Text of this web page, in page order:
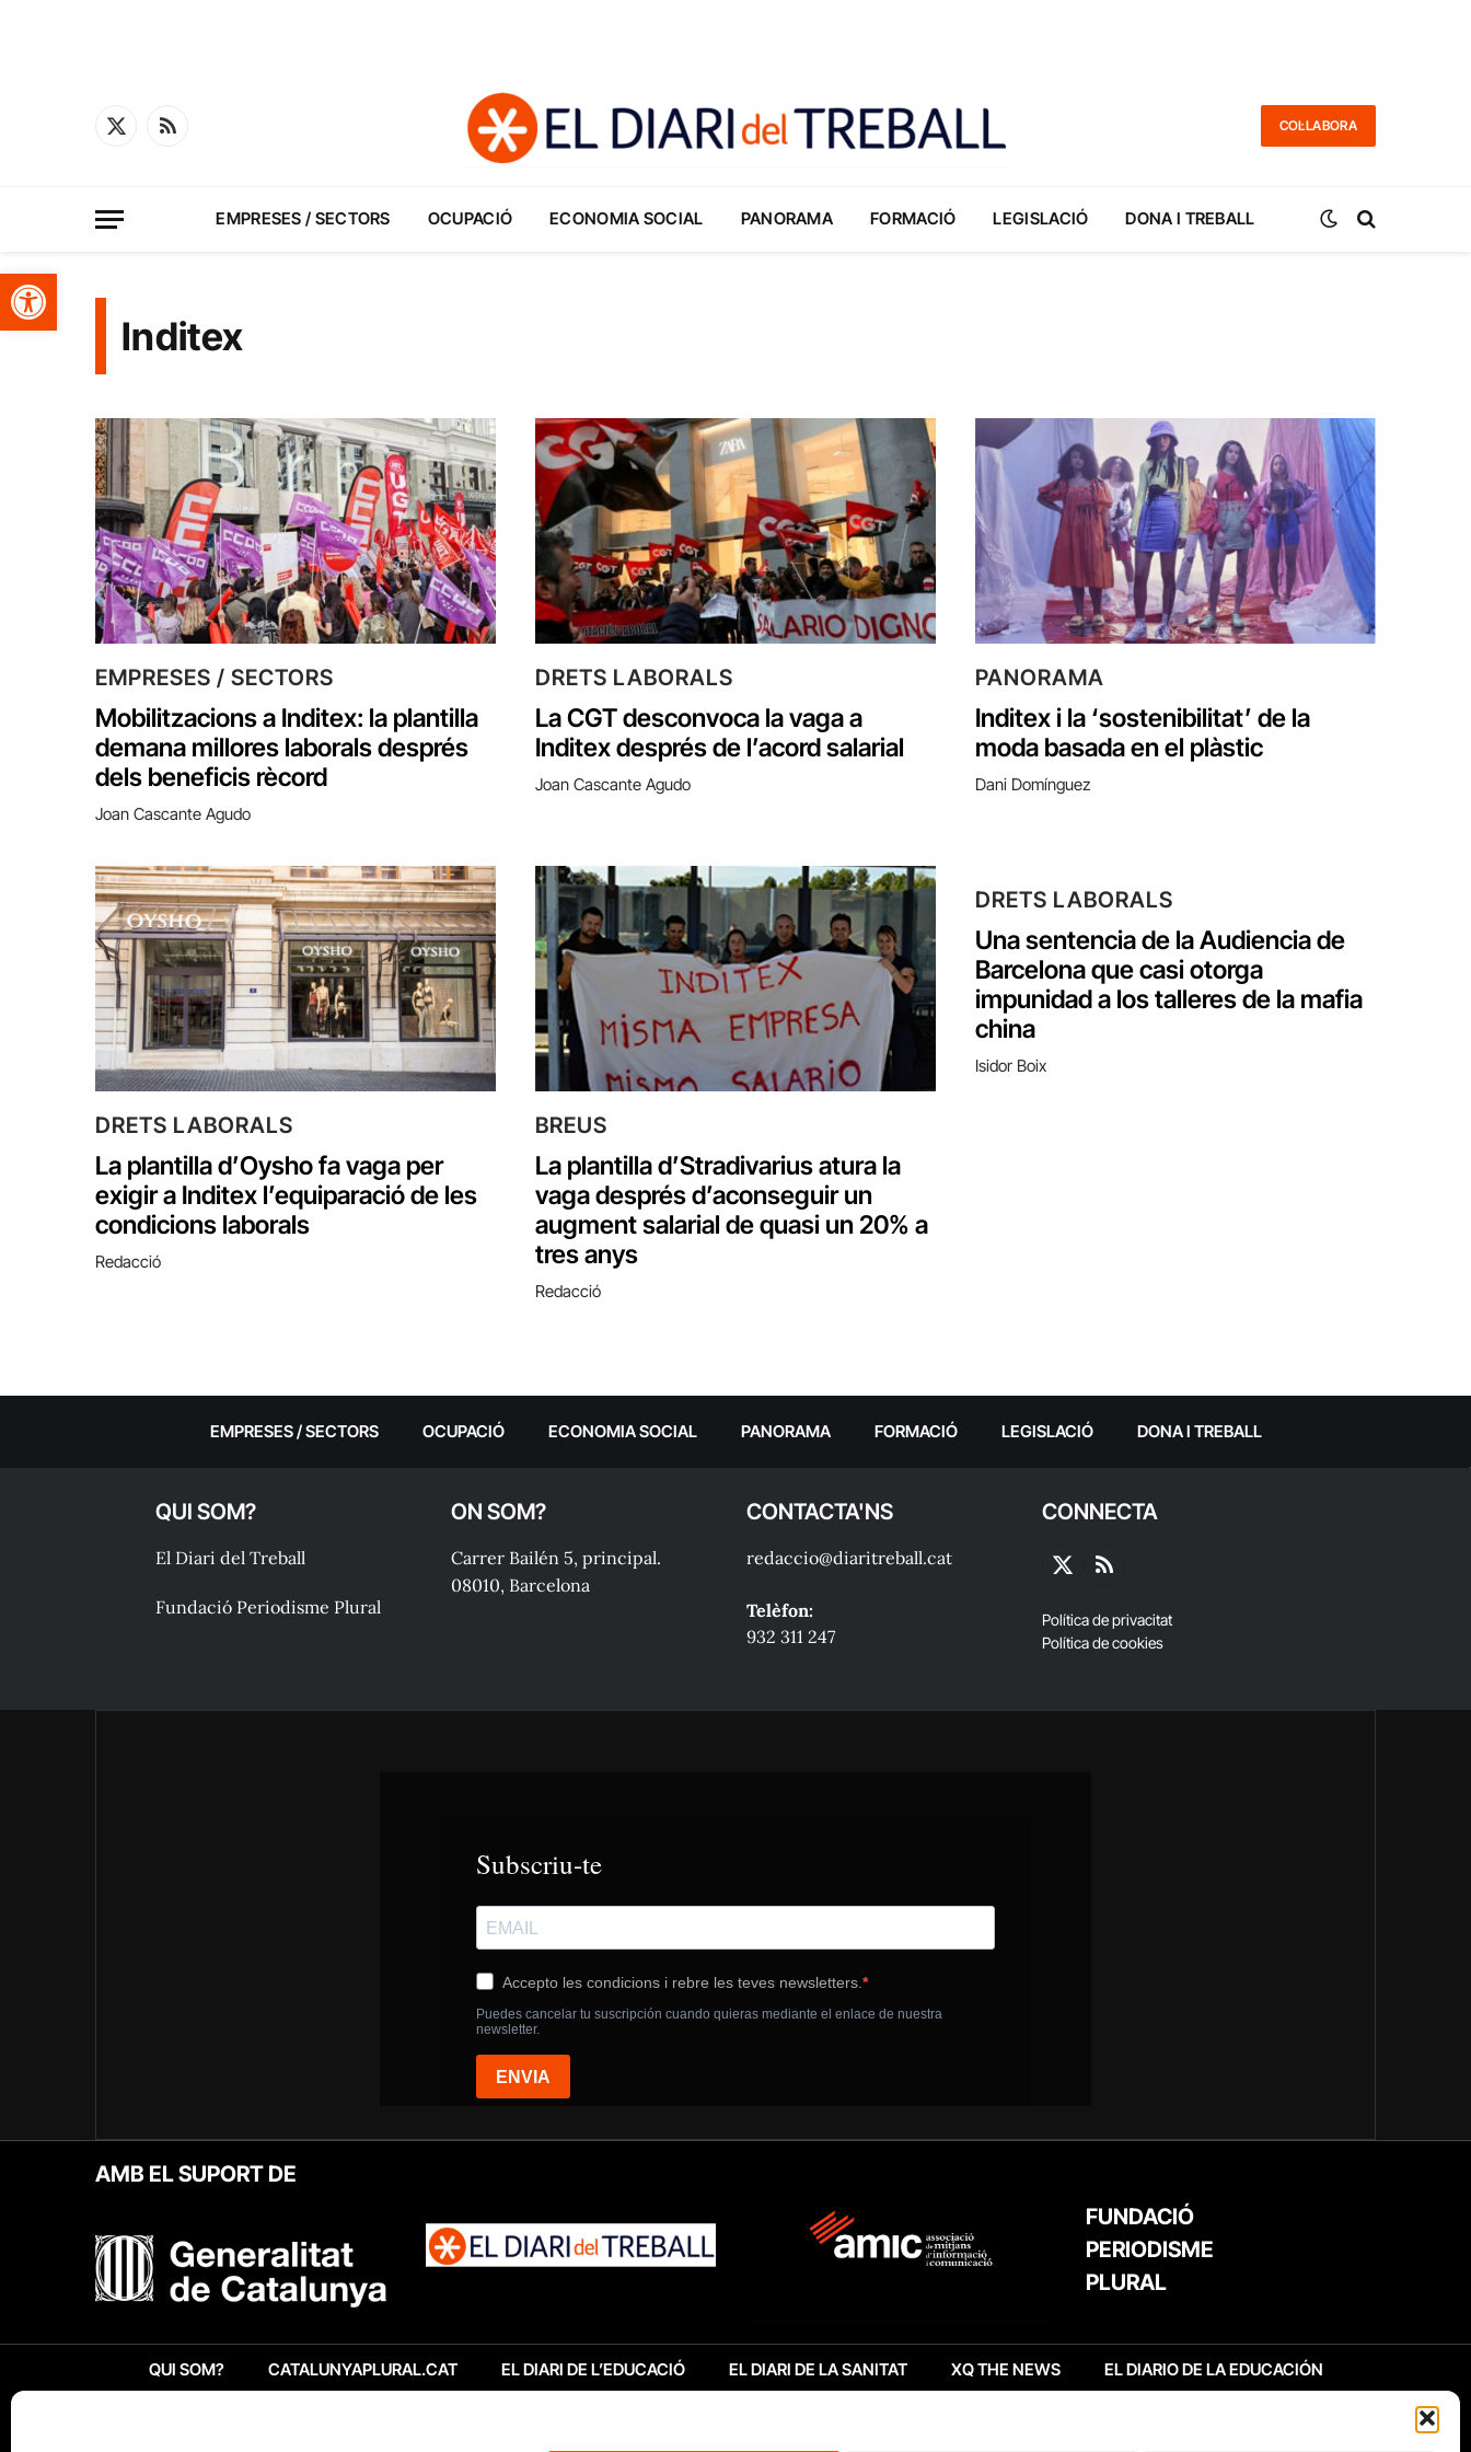
Obre la barra d'eines
X
RSS
COL·LABORA
EMPRESES / SECTORS OCUPACIÓ ECONOMIA SOCIAL PANORAMA FORMACIÓ LEGISLACIÓ DONA I TREBALL
Inditex
EMPRESES / SECTORS
Mobilitzacions a Inditex: la plantilla
demana millores laborals després
dels beneficis rècord
Joan Cascante Agudo
DRETS LABORALS
La CGT desconvoca la vaga a
Inditex després de l’acord salarial
Joan Cascante Agudo
PANORAMA
Inditex i la ‘sostenibilitat’ de la
moda basada en el plàstic
Dani Domínguez
DRETS LABORALS
La plantilla d’Oysho fa vaga per
exigir a Inditex l’equiparació de les
condicions laborals
Redacció
BREUS
La plantilla d’Stradivarius atura la
vaga després d’aconseguir un
augment salarial de quasi un 20% a
tres anys
Redacció
DRETS LABORALS
Una sentencia de la Audiencia de
Barcelona que casi otorga
impunidad a los talleres de la mafia
china
Isidor Boix
EMPRESES / SECTORS OCUPACIÓ ECONOMIA SOCIAL PANORAMA FORMACIÓ LEGISLACIÓ DONA I TREBALL
QUI SOM?
El Diari del Treball
Fundació Periodisme Plural
ON SOM?
Carrer Bailén 5, principal.
08010, Barcelona
CONTACTA'NS
redaccio@diaritreball.cat
Telèfon:
932 311 247
CONNECTA
X
RSS
Política de privacitat
Política de cookies
AMB EL SUPORT DE
FUNDACIÓ
PERIODISME
PLURAL
QUI SOM? CATALUNYAPLURAL.CAT EL DIARI DE L’EDUCACIÓ EL DIARI DE LA SANITAT XQ THE NEWS EL DIARIO DE LA EDUCACIÓN